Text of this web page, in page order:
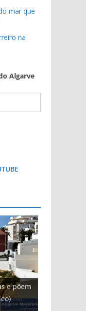
mar que
na
Algarve
e põem
cresceu
do